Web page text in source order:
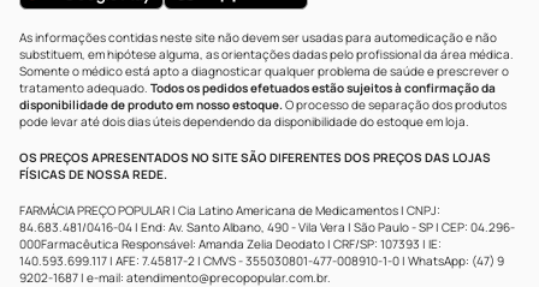
As informações contidas neste site não devem ser usadas para automedicação e não
substituem, em hipótese alguma, as orientações dadas pelo profissional da área médica.
Somente o médico está apto a diagnosticar qualquer problema de saúde e prescrever o
tratamento adequado. Todos os pedidos efetuados estão sujeitos à confirmação da
disponibilidade de produto em nosso estoque.O processo de separação dos produtos
pode levar até dois dias úteis dependendo da disponibilidade do estoque em loja.
OS PREÇOS APRESENTADOS NO SITE SÃO DIFERENTES DOS PREÇOS DAS LOJAS
FÍSICAS DE NOSSA REDE.
FARMÁCIA PREÇO POPULAR | Cia Latino Americana de Medicamentos | CNPJ:
84.683.481/0416-04 | End: Av. Santo Albano, 490 - Vila Vera | São Paulo - SP | CEP: 04.296-
000Farmacêutica Responsável: Amanda Zelia Deodato | CRF/SP: 107393 | IE:
140.593.699.117 | AFE: 7.45817-2 | CMVS - 355030801-477-008910-1-0 | WhatsApp: (47) 9
9202-1687 | e-mail: atendimento@precopopular.com.br.